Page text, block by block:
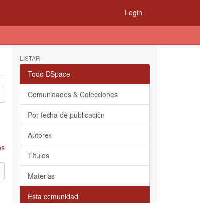
Login
LISTAR
Todo DSpace
Comunidades & Colecciones
Por fecha de publicación
Autores
Títulos
Materias
Esta comunidad